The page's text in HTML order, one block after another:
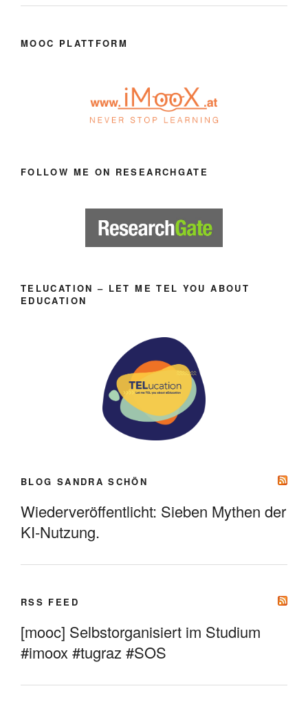
MOOC PLATTFORM
FOLLOW ME ON RESEARCHGATE
TELUCATION – LET ME TEL YOU ABOUT
EDUCATION
BLOG SANDRA SCHÖN
Wiederveröffentlicht: Sieben Mythen der
KI-Nutzung.
RSS FEED
[mooc] Selbstorganisiert im Studium
#imoox #tugraz #SOS